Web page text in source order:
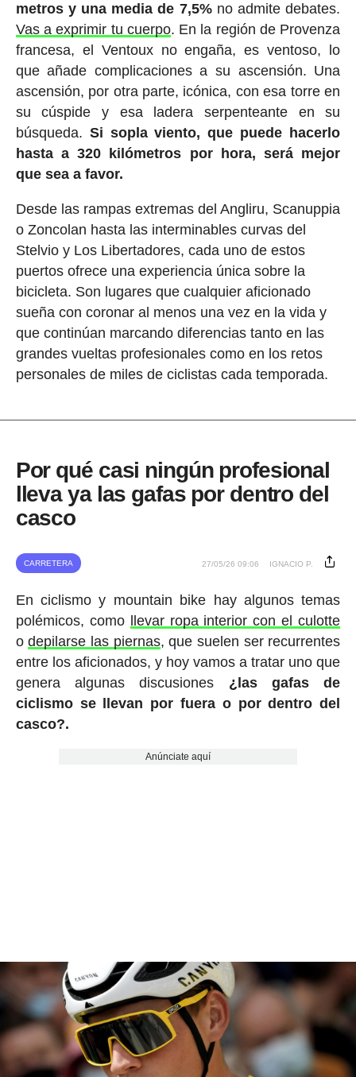
metros y una media de 7,5%no admite debates.
Vas a exprimir tu cuerpo. En la región de Provenza
francesa, el Ventoux no engaña, es ventoso, lo
que añade complicaciones a su ascensión. Una
ascensión, por otra parte, icónica, con esa torre en
su cúspide y esa ladera serpenteante en su
búsqueda. Si sopla viento, que puede hacerlo
hasta a 320 kilómetros por hora, será mejor
que sea a favor.
Desde las rampas extremas del Angliru, Scanuppia
o Zoncolan hasta las interminables curvas del
Stelvio y Los Libertadores, cada uno de estos
puertos ofrece una experiencia única sobre la
bicicleta. Son lugares que cualquier aficionado
sueña con coronar al menos una vez en la vida y
que continúan marcando diferencias tanto en las
grandes vueltas profesionales como en los retos
personales de miles de ciclistas cada temporada.
Por qué casi ningún profesional
lleva ya las gafas por dentro del
casco
CARRETERA 27/05/26 09:06 IGNACIO P.
En ciclismo y mountain bike hay algunos temas
polémicos, como
llevar ropa interior con el culotte
odepilarse las piernas, que suelen ser recurrentes
entre los aficionados, y hoy vamos a tratar uno que
genera algunas discusiones ¿las gafas de
ciclismo se llevan por fuera o por dentro del
casco?.
Anúnciate aquí